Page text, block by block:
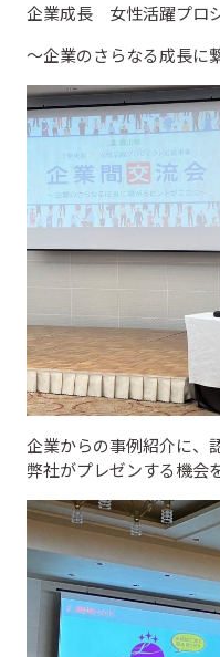
企業成長 女性活躍プロ
〜企業のさらなる成長に
企業からの事例紹介に、
弊社がプレゼンする機会